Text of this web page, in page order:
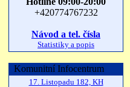
+420774767232
Návod a tel. čísla
Statistiky a popis
Komunitní Infocentrum
17. Listopadu 182, KH